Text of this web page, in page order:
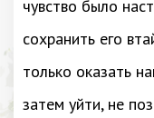
чувство было
сохранить его
только оказать
затем уйти, не